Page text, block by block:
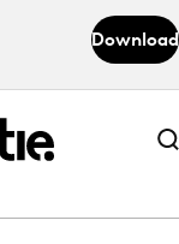
Download
Abonneer nu
Abonneer nu